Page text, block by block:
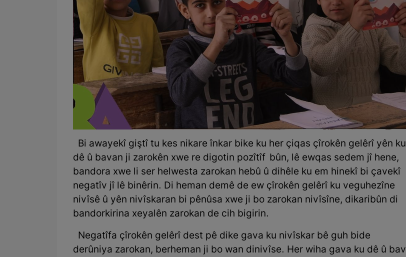
Bi awayekî giştî tu kes nikare înkar bike ku her çiqas çîrokên gelêrî yên ku
dê û bavan ji zarokên xwe re digotin pozîtîf bûn, lê ewqas sedem jî hene,
bandora xwe li ser helwesta zarokan hebû û dihêle ku em hinekî bi çavekî
negatîv jî lê binêrin. Di heman demê de ew çîrokên gelêrî ku veguhezîne
nivîsê û yên nivîskaran bi pênûsa xwe ji bo zarokan nivîsîne, dikaribûn di
bandorkirina xeyalên zarokan de cih bigirin.
Negatîfa çîrokên gelêrî dest pê dike gava ku nivîskar bê guh bide
derûniya zarokan, berheman ji bo wan dinivîse. Her wiha gava ku dê û bav